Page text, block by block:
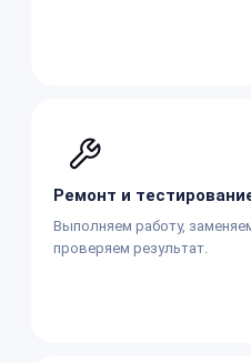
Ремонт и
Выполняем работу,
проверяем результат.